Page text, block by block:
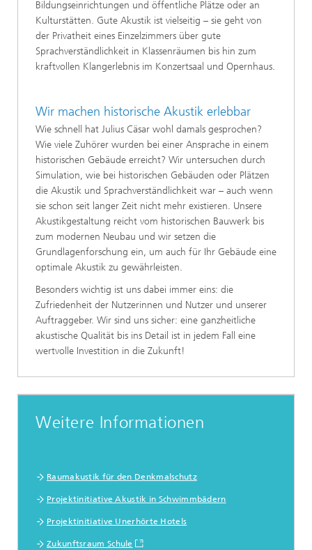
Bildungseinrichtungen und öffentliche Plätze oder an
Kulturstätten. Gute Akustik ist vielseitig – sie geht von
der Privatheit eines Einzelzimmers über gute
Sprachverständlichkeit in Klassenräumen bis hin zum
kraftvollen Klangerlebnis im Konzertsaal und Opernhaus.
Wir machen historische Akustik erlebbar
Wie schnell hat Julius Cäsar wohl damals gesprochen?
Wie viele Zuhörer wurden bei einer Ansprache in einem
historischen Gebäude erreicht? Wir untersuchen durch
Simulation, wie bei historischen Gebäuden oder Plätzen
die Akustik und Sprachverständlichkeit war – auch wenn
sie schon seit langer Zeit nicht mehr existieren. Unsere
Akustikgestaltung reicht vom historischen Bauwerk bis
zum modernen Neubau und wir setzen die
Grundlagenforschung ein, um auch für Ihr Gebäude eine
optimale Akustik zu gewährleisten.
Besonders wichtig ist uns dabei immer eins: die
Zufriedenheit der Nutzerinnen und Nutzer und unserer
Auftraggeber. Wir sind uns sicher: eine ganzheitliche
akustische Qualität bis ins Detail ist in jedem Fall eine
wertvolle Investition in die Zukunft!
Weitere Informationen
Raumakustik für den Denkmalschutz
Projektinitiative Akustik in Schwimmbädern
Projektinitiative Unerhörte Hotels
Zukunftsraum Schule